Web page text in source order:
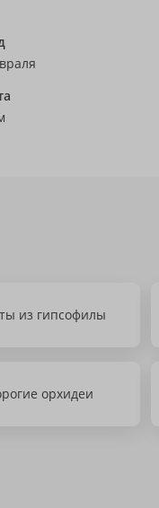
из гипсофилы
орхидеи